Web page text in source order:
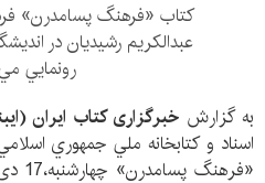
عبدالكريم رشيديان در
رونمايي
به گزارش خبرگزاری کتاب ایران
اسناد و كتابخانه ملي جمهوري